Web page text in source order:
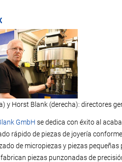
y Horst Blank (derecha): directores
GmbH se dedica con éxito al
rápido de piezas de joyería
de micropiezas y piezas
piezas punzonadas de